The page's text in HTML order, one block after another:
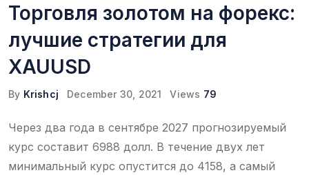
Торговля золотом на форекс:
лучшие стратегии для
XAUUSD
By Krishcj December 30, 2021 Views 79
Через два года в сентябре 2027 прогнозируемый
курс составит 6988 долл. В течение двух лет
минимальный курс опустится до 4158, а самый